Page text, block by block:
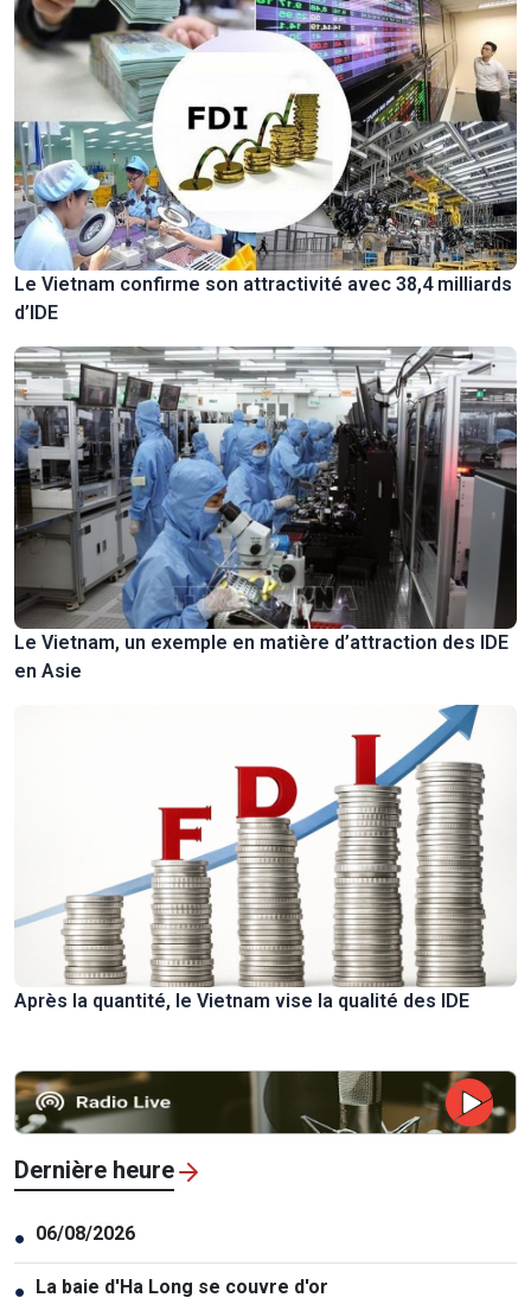
Le Vietnam confirme son attractivité avec 38,4 milliards
d’IDE
Le Vietnam, un exemple en matière d’attraction des IDE
en Asie
Après la quantité, le Vietnam vise la qualité des IDE
Dernière heure
● 06/08/2026
● La baie d'Ha Long se couvre d'or